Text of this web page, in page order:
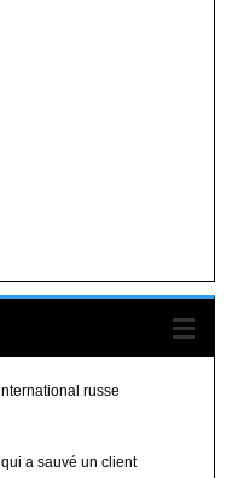
russe
a sauvé un client